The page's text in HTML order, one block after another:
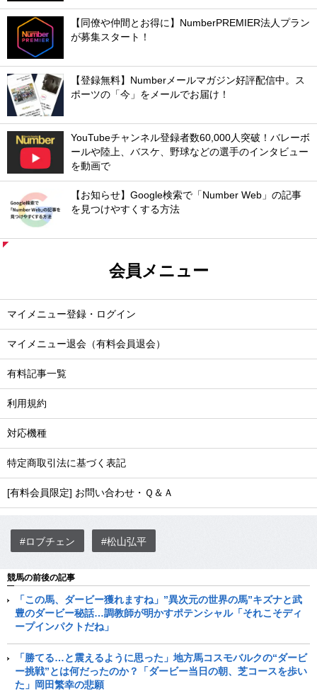
【同僚や仲間とお得に】NumberPREMIER法人プラン
が募集スタート！
【登録無料】Numberメールマガジン好評配信中。ス
ポーツの「今」をメールでお届け！
YouTubeチャンネル登録者数60,000人突破！バレーボ
ールや陸上、バスケ、野球などの選手のインタビュー
を動画で
【お知らせ】Google検索で「Number Web」の記事
を見つけやすくする方法
会員メニュー
マイメニュー登録・ログイン
マイメニュー退会（有料会員退会）
有料記事一覧
利用規約
対応機種
特定商取引法に基づく表記
[有料会員限定] お問い合わせ・Ｑ＆Ａ
#ロブチェン #松山弘平
競馬の前後の記事
「この馬、ダービー獲れますね」”異次元の世界の馬”キズナと武
豊のダービー秘話…調教師が明かすポテンシャル「それこそディ
ープインパクトだね」
「勝てる…と震えるように思った」地方馬コスモバルクの“ダービ
ー挑戦”とは何だったのか？「ダービー当日の朝、芝コースを歩い
た」岡田繁幸の悲願